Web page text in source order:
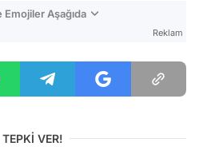
Aşağıda
Reklam
VER!